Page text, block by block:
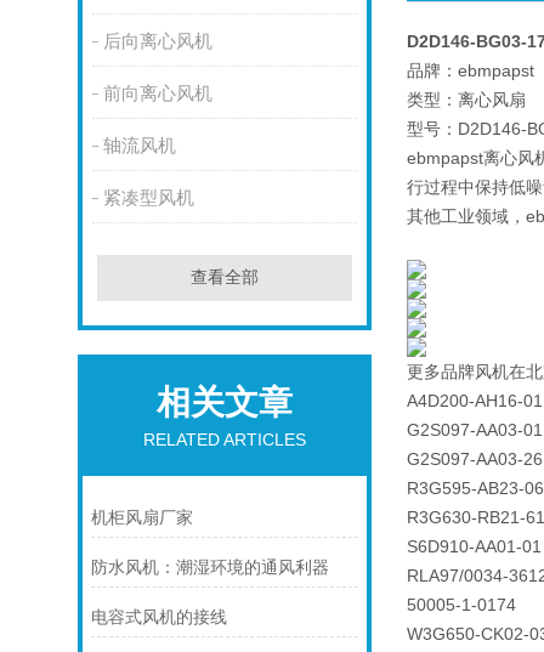
后向离心风机
前向离心风机
轴流风机
紧凑型风机
查看全部
相关文章
RELATED ARTICLES
机柜风扇厂家
防水风机：潮湿环境的通风利器
电容式风机的接线
D2D146-BG03-
品牌：ebmpapst
类型：离心风扇
型号：D2D146-
ebmpapst离心风
行过程中保持低
其他工业领域，
更多品牌风机在
A4D200-AH16-01
G2S097-AA03-01
G2S097-AA03-26
R3G595-AB23-06
R3G630-RB21-
S6D910-AA01-01
RLA97/0034-
50005-1-0174
W3G650-CK02-